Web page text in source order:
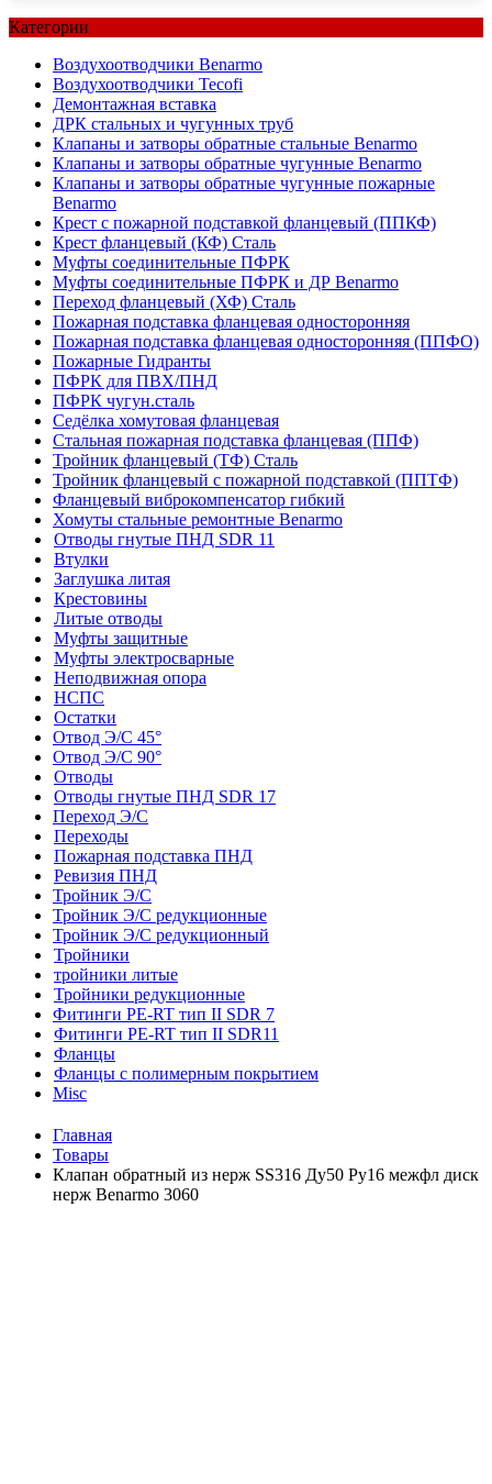
Категории
Воздухоотводчики Benarmo
Воздухоотводчики Tecofi
Демонтажная вставка
ДРК стальных и чугунных труб
Клапаны и затворы обратные стальные Benarmo
Клапаны и затворы обратные чугунные Benarmo
Клапаны и затворы обратные чугунные пожарные
Benarmo
Крест с пожарной подставкой фланцевый (ППКФ)
Крест фланцевый (КФ) Сталь
Муфты соединительные ПФРК
Муфты соединительные ПФРК и ДР Benarmo
Переход фланцевый (ХФ) Сталь
Пожарная подставка фланцевая односторонняя
Пожарная подставка фланцевая односторонняя (ППФО)
Пожарные Гидранты
ПФРК для ПВХ/ПНД
ПФРК чугун.сталь
Седёлка хомутовая фланцевая
Стальная пожарная подставка фланцевая (ППФ)
Тройник фланцевый (ТФ) Сталь
Тройник фланцевый с пожарной подставкой (ППТФ)
Фланцевый виброкомпенсатор гибкий
Хомуты стальные ремонтные Benarmo
Отводы гнутые ПНД SDR 11
Втулки
Заглушка литая
Крестовины
Литые отводы
Муфты защитные
Муфты электросварные
Неподвижная опора
НСПС
Остатки
Отвод Э/С 45°
Отвод Э/С 90°
Отводы
Отводы гнутые ПНД SDR 17
Переход Э/С
Переходы
Пожарная подставка ПНД
Ревизия ПНД
Тройник Э/С
Тройник Э/С редукционные
Тройник Э/С редукционный
Тройники
тройники литые
Тройники редукционные
Фитинги PE-RT тип II SDR 7
Фитинги PE-RT тип II SDR11
Фланцы
Фланцы с полимерным покрытием
Misc
Главная
Товары
Клапан обратный из нерж SS316 Ду50 Ру16 межфл диск
нерж Benarmo 3060